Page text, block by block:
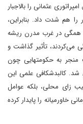
عثمانی را بالاجبار
هم شدت داد. بنابراین،
همگی در غرب مدرن ریشه
می‌کردند، تأثیر گذاشت و
منجر به حکومتهایی چون
کالبدشکافی علمی این
زای محلی، بلکه عوامل
خاورمیانه را پایدار کرده